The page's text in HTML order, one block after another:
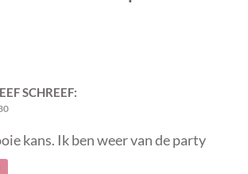
SCHREEF:
kans. Ik ben weer van de party